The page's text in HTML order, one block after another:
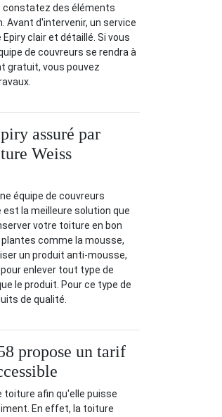
constatez des éléments
Avant d'intervenir, un service
clair et détaillé. Si vous
de couvreurs se rendra à
gratuit, vous pouvez
assuré par
Weiss
équipe de couvreurs
la meilleure solution que
votre toiture en bon
comme la mousse,
un produit anti-mousse,
enlever tout type de
le produit. Pour ce type de
de qualité.
propose un tarif
toiture afin qu'elle puisse
En effet, la toiture